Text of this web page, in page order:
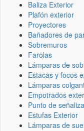
Baliza Exterior
Plafón exterior
Proyectores
Bañadores de
Sobremuros
Farolas
Lámparas de
Estacas y focos
Lámparas
Empotrados
Punto de
Estufas Exterior
Lámparas de